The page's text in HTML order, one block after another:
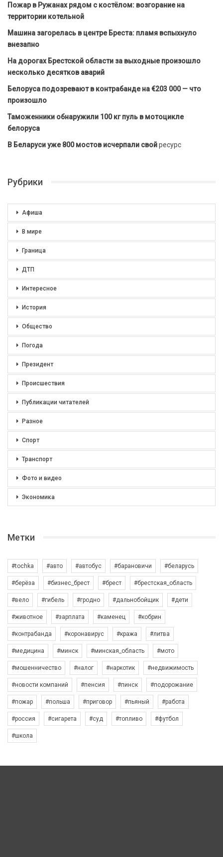
Пожар в Ружанах рядом с костёлом: возгорание на
территории котельной
Машина загорелась в центре Бреста: пламя вспыхнуло
внезапно
На дорогах Брестской области за выходные произошло
несколько десятков аварий
Белоруса подозревают в контрабанде на €203 000 — что
произошло
Таможенники обнаружили 100 кг пуль в мотоцикле
белоруса
В Беларуси уже 800 мостов исчерпали свойресурс
Рубрики
Афиша
В мире
Граница
ДТП
Интересное
История
Общество
Погода
Президент
Происшествия
Публикации читателей
Разное
Спорт
Транспорт
Фото и видео
Экономика
Метки
#tochka #авто #автобус #барановичи #беларусь
#берёза #бизнес_брест #брест #брестская_область
#вело #гибель #гродно #дальнобойщик #дети
#животное #зарплата #каменец #кобрин
#контрабанда #коронавирус #кража #литва
#медицина #минск #минская_область #мото
#мошенничество #налог #наркотик #недвижимость
#новости компаний #пенсия #пинск #подорожание
#пожар #польша #приговор #пьяный #работа
#россия #сигарета #суд #топливо #футбол
#школа